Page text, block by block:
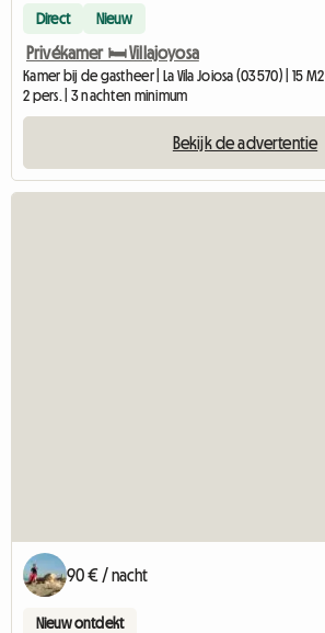
Direct Nieuw
Privékamer 🛏️ Villajoyosa
Kamer bij de gastheer | La Vila Joiosa (03570) | 15 M2
2 pers. | 3 nachten minimum
Bekijk de advertentie
90 € / nacht
Nieuw ontdekt